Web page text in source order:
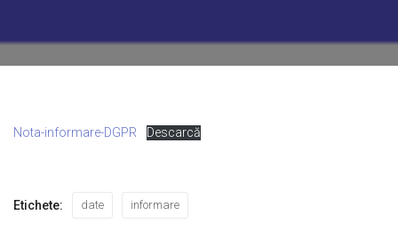
Nota-informare-DGPR Descarcă
Etichete: date informare